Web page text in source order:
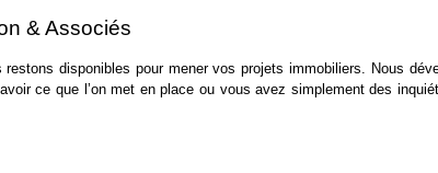
& Associés
disponibles pour mener vos projets immobiliers. Nous
ce que l’on met en place ou vous avez simplement des